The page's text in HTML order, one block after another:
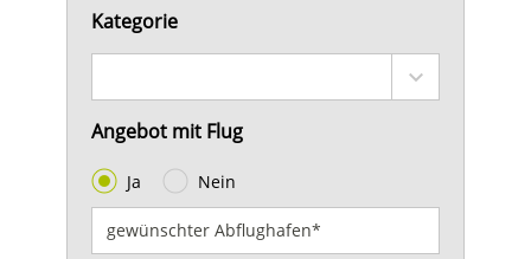
Kategorie
Angebot mit Flug
Ja Nein